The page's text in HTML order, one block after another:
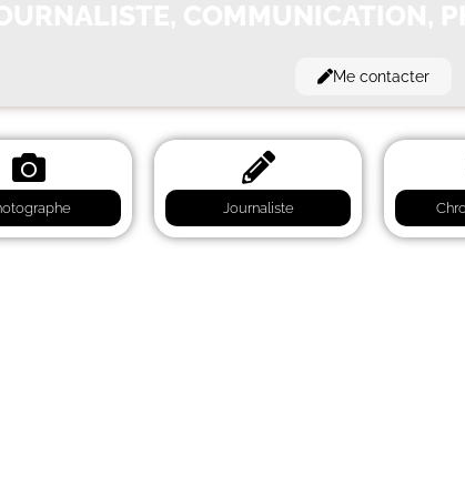
Me contacter
Journaliste